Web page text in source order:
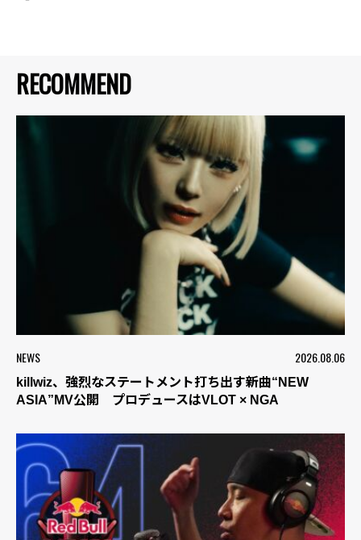
RECOMMEND
NEWS 2026.08.06
killwiz、強烈なステートメント打ち出す新曲“NEW
ASIA”MV公開 プロデュースはVLOT × NGA